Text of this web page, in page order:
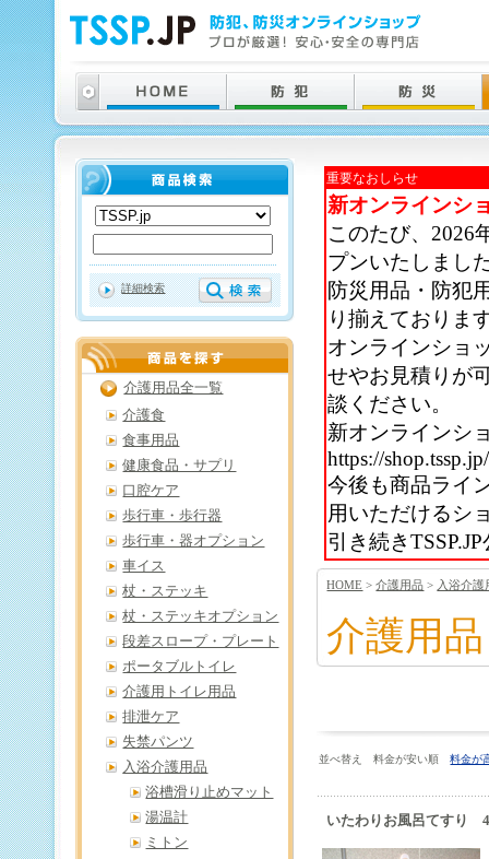
重要なおしらせ
新オンラインシ
このたび、2026
プンいたしまし
防災用品・防犯
り揃えておりま
オンラインショ
せやお見積りが
談ください。
新オンラインシ
https://shop.tssp.jp/
今後も商品ライ
用いただけるシ
引き続き
HOME >介護用品 > 入浴介護
介護用品
並べ替え 料金が安い順料金が
いたわりお風呂てすり
詳細検索
介護用品全一覧
介護食
食事用品
健康食品・サプリ
口腔ケア
歩行車・歩行器
歩行車・器オプション
車イス
杖・ステッキ
杖・ステッキオプション
段差スロープ・プレート
ポータブルトイレ
介護用トイレ用品
排泄ケア
失禁パンツ
入浴介護用品
浴槽滑り止めマット
湯温計
ミトン